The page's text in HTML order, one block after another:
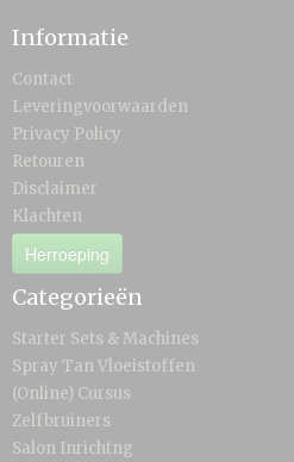
Informatie
Contact
Leveringvoorwaarden
Privacy Policy
Retouren
Disclaimer
Klachten
Herroeping
Categorieën
Starter Sets & Machines
Spray Tan Vloeistoffen
(Online) Cursus
Zelfbruiners
Salon Inrichtng